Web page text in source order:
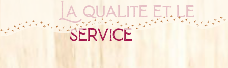
La qualité et le
service